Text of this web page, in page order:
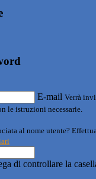
E-mail Verrà
le istruzioni necessarie.
al nome utente?
di controllare la